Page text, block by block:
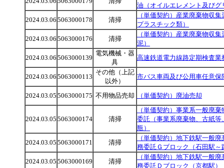
油（オイルエレメント及びグ
2024.03.06 5063000178 清掃
（単価契約）産業廃棄物収
プラスチック類）
2024.03.06 5063000176 清掃
（単価契約）産業廃棄物収
泥）
2024.03.06 5063000139
電気機械・器
具
高速鉄道電力線路定期検査業
2024.03.06 5063000113
その他（上記
以外）
市バス車両及び公用車任意保
2024.03.05 5063000175 不用物品売却 （単価契約）廃油売却
2024.03.05 5063000174 清掃
（単価契約）事業系一般廃
委託（事業系廃棄物、古紙等
瓶）
2024.03.05 5063000171 清掃
（単価契約）地下鉄駅一般
務委託Ｇブロック（石田駅～
2024.03.05 5063000169 清掃
（単価契約）地下鉄駅一般
務委託Ｄブロック（京都駅）